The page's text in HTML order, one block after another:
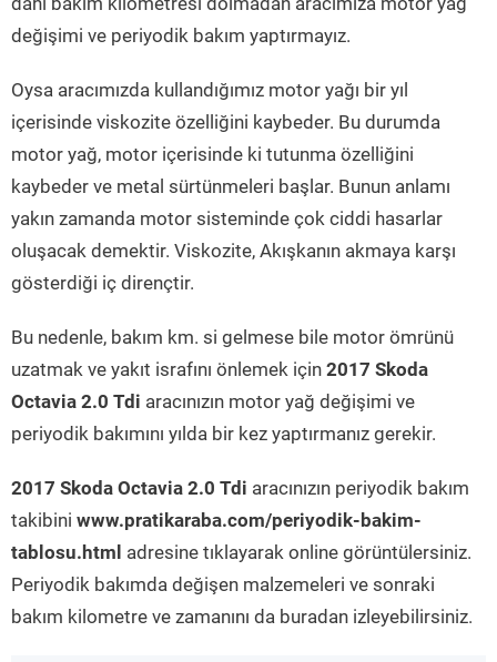
değişimi ve periyodik bakım yaptırmayız.
Oysa aracımızda kullandığımız motor yağı bir yıl
içerisinde viskozite özelliğini kaybeder. Bu durumda
motor yağ, motor içerisinde ki tutunma özelliğini
kaybeder ve metal sürtünmeleri başlar. Bunun anlamı
yakın zamanda motor sisteminde çok ciddi hasarlar
oluşacak demektir. Viskozite, Akışkanın akmaya karşı
gösterdiği iç dirençtir.
Bu nedenle, bakım km. si gelmese bile motor ömrünü
uzatmak ve yakıt israfını önlemek için 2017 Skoda
Octavia 2.0 Tdi aracınızın motor yağ değişimi ve
periyodik bakımını yılda bir kez yaptırmanız gerekir.
2017 Skoda Octavia 2.0 Tdi aracınızın periyodik bakım
takibini www.pratikaraba.com/periyodik-bakim-
tablosu.html adresine tıklayarak online görüntülersiniz.
Periyodik bakımda değişen malzemeleri ve sonraki
bakım kilometre ve zamanını da buradan izleyebilirsiniz.